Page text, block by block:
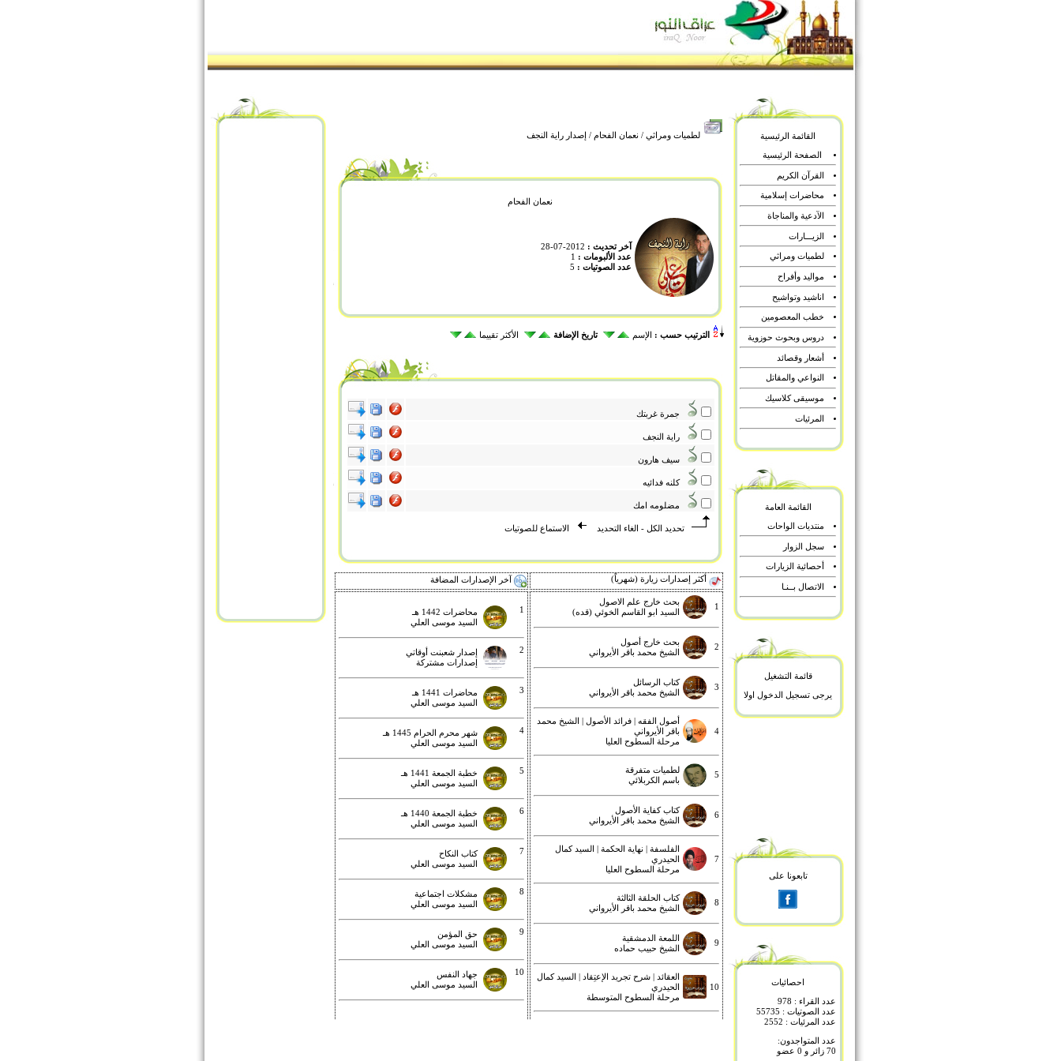
لطميات ومراثي / نعمان الفحام / إصدار راية النجف
نعمان الفحام
آخر تحديث : 2012-07-28
عدد الألبومات : 1
عدد الصوتيات : 5
الترتيب حسب : الإسم تاريخ الإضافة الأكثر تقييما
جمرة غربتك
راية النجف
سيف هارون
كلنه فدائيه
مضلومه امك
تحديد الكل - الغاء التحديد الاستماع للصوتيات
أكثر إصدارات زيارة (شهرياً) آخر الإصدارات المضافة
1
بحث خارج علم الاصول
السيد ابو القاسم الخوئي (قده)
2
بحث خارج أصول
الشيخ محمد باقر الأيرواني
3
كتاب الرسائل
الشيخ محمد باقر الأيرواني
4
أصول الفقه | فرائد الأصول | الشيخ محمد
باقر الأيرواني
مرحلة السطوح العليا
5
لطميات متفرقة
باسم الكربلائي
6
كتاب كفاية الأصول
الشيخ محمد باقر الأيرواني
7
الفلسفة | نهاية الحكمة | السيد كمال
الحيدري
مرحلة السطوح العليا
8
كتاب الحلقة الثالثة
الشيخ محمد باقر الأيرواني
9
اللمعة الدمشقية
الشيخ حبيب حماده
10
العقائد | شرح تجريد الإعتِقاد | السيد كمال
الحيدري
مرحلة السطوح المتوسطة
1
محاضرات 1442 هـ
السيد موسى العلي
2
إصدار شعبنت أوقاتي
إصدارات مشتركة
3
محاضرات 1441 هـ
السيد موسى العلي
4
شهر محرم الحرام 1445 هـ
السيد موسى العلي
5
خطبة الجمعة 1441 هـ
السيد موسى العلي
6
خطبة الجمعة 1440 هـ
السيد موسى العلي
7
كتاب النكاح
السيد موسى العلي
8
مشكلات اجتماعية
السيد موسى العلي
9
حق المؤمن
السيد موسى العلي
10
جهاد النفس
السيد موسى العلي
القائمة الرئيسية
الصفحة الرئيسية
القرآن الكريم
محاضرات إسلامية
الآدعية والمناجاة
الزيـــارات
لطميات ومراثي
مواليد وأفراح
اناشيد وتواشيح
خطب المعصومين
دروس وبحوث حوزوية
أشعار وقصائد
النواعي والمقاتل
موسيقى كلاسيك
المرئيات
القائمة العامة
منتديات الواحات
سجل الزوار
أحصائية الزيارات
الاتصال بــنـا
قائمة التشغيل
يرجى تسجيل الدخول اولا
تابعونا على
احصائيات
عدد القراء : 978
عدد الصوتيات : 55735
عدد المرئيات : 2552
عدد المتواجدون:
70 زائر و 0 عضو